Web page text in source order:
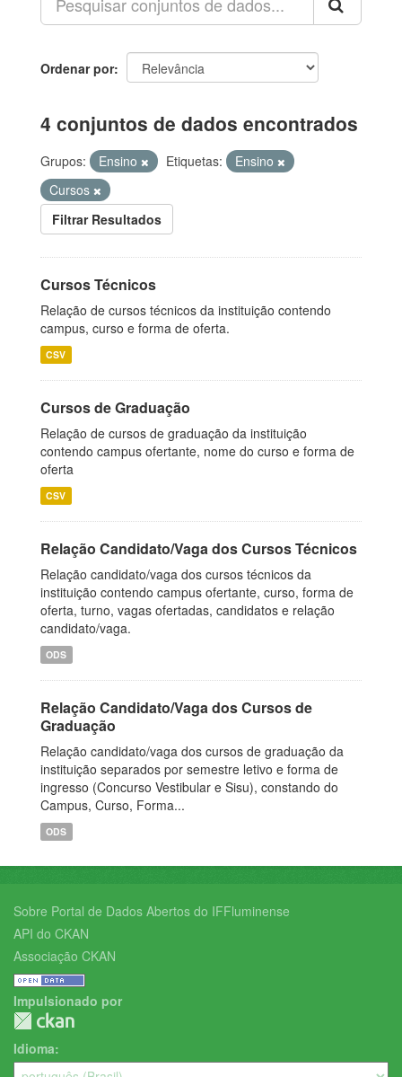
Ordenar por
4 conjuntos de dados encontrados
Grupos: Ensino Etiquetas:
Ensino
Cursos
Filtrar Resultados
Cursos Técnicos
Relação de cursos técnicos da instituição contendo
campus, curso e forma de oferta.
CSV
Cursos de Graduação
Relação de cursos de graduação da instituição
contendo campus ofertante, nome do curso e forma de
oferta
CSV
Relação Candidato/Vaga dos Cursos Técnicos
Relação candidato/vaga dos cursos técnicos da
instituição contendo campus ofertante, curso, forma de
oferta, turno, vagas ofertadas, candidatos e relação
candidato/vaga.
ODS
Relação Candidato/Vaga dos Cursos de
Graduação
Relação candidato/vaga dos cursos de graduação da
instituição separados por semestre letivo e forma de
ingresso (Concurso Vestibular e Sisu), constando do
Campus, Curso, Forma...
ODS
Sobre Portal de Dados Abertos do IFFluminense
API do CKAN
Associação CKAN
Impulsionado por
Idioma